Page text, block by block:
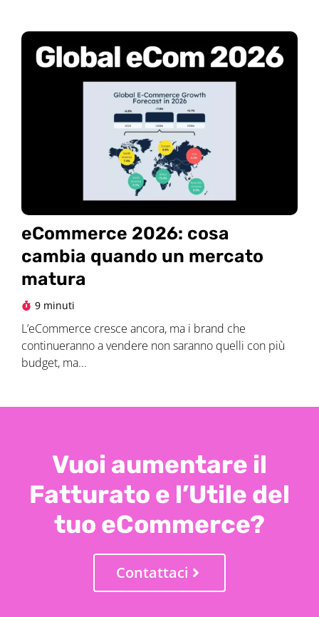
eCommerce 2026: cosa
cambia quando un mercato
matura
9 minuti
L’eCommerce cresce ancora, ma i brand che
continueranno a vendere non saranno quelli con più
budget, ma...
Vuoi aumentare il
Fatturato e l’Utile del
tuo eCommerce?
Contattaci